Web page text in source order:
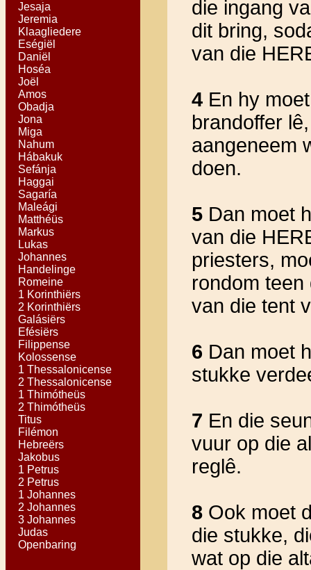
Jesaja
Jeremia
Klaagliedere
Eségiël
Daniël
Hoséa
Joël
Amos
Obadja
Jona
Miga
Nahum
Hábakuk
Sefánja
Haggai
Sagaría
Maleági
Matthéüs
Markus
Lukas
Johannes
Handelinge
Romeine
1 Korinthiërs
2 Korinthiërs
Galásiërs
Efésiërs
Filippense
Kolossense
1 Thessalonicense
2 Thessalonicense
1 Thimótheüs
2 Thimótheüs
Titus
Filémon
Hebreërs
Jakobus
1 Petrus
2 Petrus
1 Johannes
2 Johannes
3 Johannes
Judas
Openbaring
die ingang
dit bring,
van die
4En hy
brandoffer
aangeneem
doen.
5Dan moet
van die
priesters,
rondom
van die tent
6 Dan moet
stukke
7 En die
vuur op die
reglê.
8Ook moet
die stukke,
wat op die